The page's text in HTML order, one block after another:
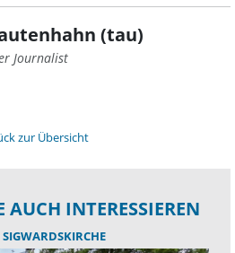
(tau)
Journalist
zur Übersicht
AUCH INTERESSIEREN
SIGWARDSKIRCHE